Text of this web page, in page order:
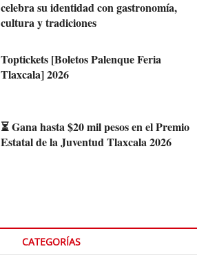
celebra su identidad con gastronomía,
cultura y tradiciones
Toptickets [Boletos Palenque Feria
Tlaxcala] 2026
⏳ Gana hasta $20 mil pesos en el Premio
Estatal de la Juventud Tlaxcala 2026
CATEGORÍAS